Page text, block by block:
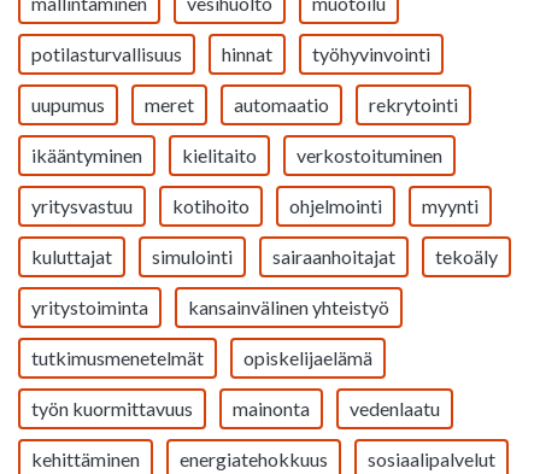
potilasturvallisuus hinnat työhyvinvointi
uupumus meret automaatio rekrytointi
ikääntyminen kielitaito verkostoituminen
yritysvastuu kotihoito ohjelmointi myynti
kuluttajat simulointi sairaanhoitajat tekoäly
yritystoiminta kansainvälinen yhteistyö
tutkimusmenetelmät opiskelijaelämä
työn kuormittavuus mainonta vedenlaatu
kehittäminen energiatehokkuus sosiaalipalvelut